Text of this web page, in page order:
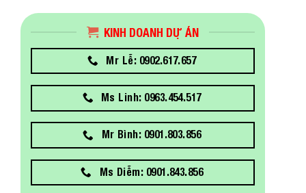
KINH DOANH DỰ ÁN
Mr Lễ: 0902.617.657
Ms Linh: 0963.454.517
Mr Bình: 0901.803.856
Ms Diễm: 0901.843.856